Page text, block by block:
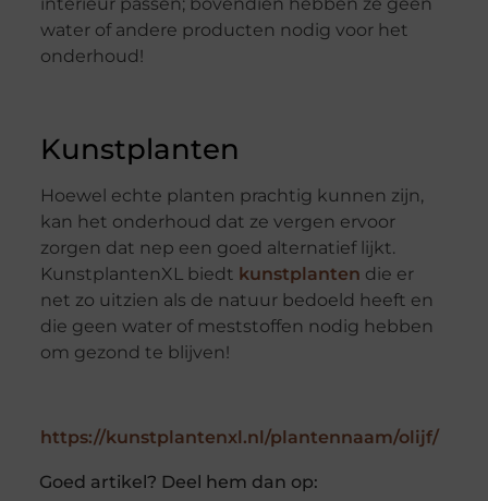
water of andere producten nodig voor het
onderhoud!
Kunstplanten
Hoewel echte planten prachtig kunnen zijn,
kan het onderhoud dat ze vergen ervoor
zorgen dat nep een goed alternatief lijkt.
KunstplantenXL biedt kunstplanten die er
net zo uitzien als de natuur bedoeld heeft en
die geen water of meststoffen nodig hebben
om gezond te blijven!
https://kunstplantenxl.nl/plantennaam/olijf/
Goed artikel? Deel hem dan op: